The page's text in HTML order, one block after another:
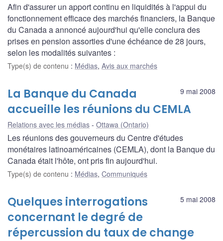
Afin d'assurer un apport continu en liquidités à l'appui du
fonctionnement efficace des marchés financiers, la Banque
du Canada a annoncé aujourd'hui qu'elle conclura des
prises en pension assorties d'une échéance de 28 jours,
selon les modalités suivantes :
Type(s) de contenu : Médias, Avis aux marchés
9 mai 2008
La Banque du Canada
accueille les réunions du CEMLA
Relations avec les médias Ottawa (Ontario)
Les réunions des gouverneurs du Centre d'études
monétaires latinoaméricaines (CEMLA), dont la Banque du
Canada était l'hôte, ont pris fin aujourd'hui.
Type(s) de contenu : Médias, Communiqués
5 mai 2008
Quelques interrogations
concernant le degré de
répercussion du taux de change